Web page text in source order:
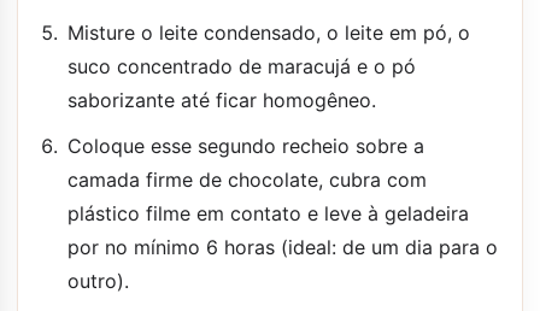
Misture o leite condensado, o leite em pó, o
suco concentrado de maracujá e o pó
saborizante até ficar homogêneo.
Coloque esse segundo recheio sobre a
camada firme de chocolate, cubra com
plástico filme em contato e leve à geladeira
por no mínimo 6 horas (ideal: de um dia para o
outro).